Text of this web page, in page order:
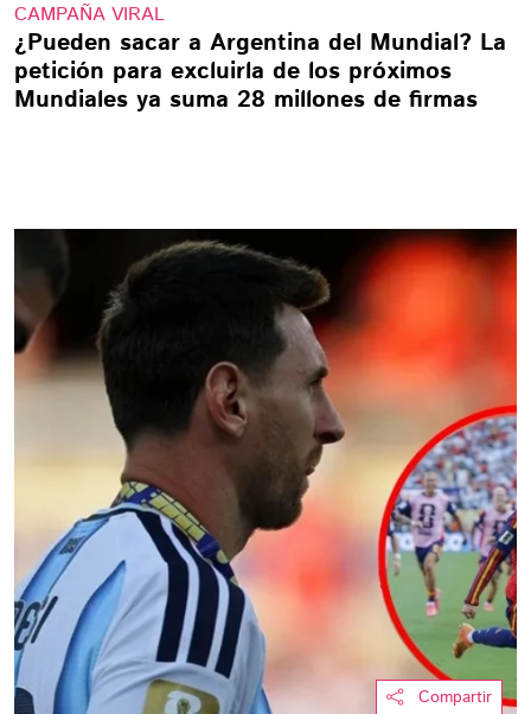
CAMPAÑA VIRAL
¿Pueden sacar a Argentina del Mundial? La
petición para excluirla de los próximos
Mundiales ya suma 28 millones de firmas
Compartir